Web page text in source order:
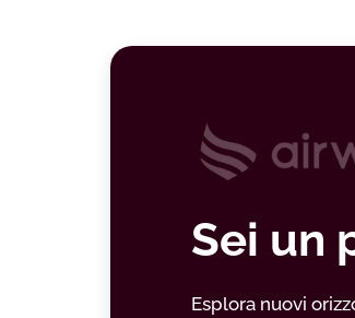
Sei un
Esplora nuovi